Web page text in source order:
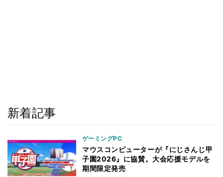
新着記事
ゲーミングPC
マウスコンピューターが『にじさんじ甲
子園2026』に協賛。大会応援モデルを
期間限定発売